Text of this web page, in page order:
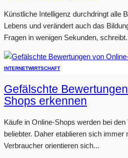
Künstliche Intelligenz durchdringt alle
Lebens und verändert auch das
Fragen in wenigen Sekunden,
INTERNETWIRTSCHAFT
Gefälschte
Shops erkennen
Käufe in Online-Shops werden bei
beliebter. Daher etablieren sich
Verbraucher orientieren sich...